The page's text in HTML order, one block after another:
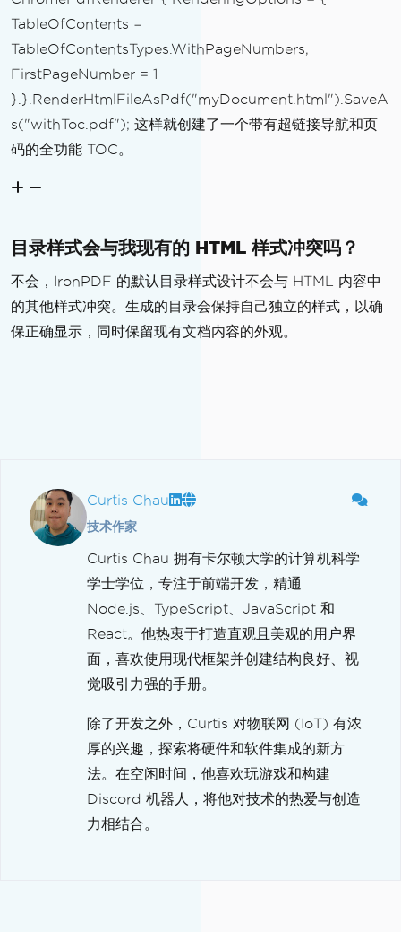
TableOfContents =
TableOfContentsTypes.WithPageNumbers,
FirstPageNumber = 1
}.}.RenderHtmlFileAsPdf("myDocument.html").SaveA
s("withToc.pdf"); 这样就创建了一个带有超链接导航和页
码的全功能 TOC。
目录样式会与我现有的 HTML 样式冲突吗？
不会，IronPDF 的默认目录样式设计不会与 HTML 内容中
的其他样式冲突。生成的目录会保持自己独立的样式，以确
保正确显示，同时保留现有文档内容的外观。
Curtis Chau
技术作家
Curtis Chau 拥有卡尔顿大学的计算机科学
学士学位，专注于前端开发，精通
Node.js、TypeScript、JavaScript 和
React。他热衷于打造直观且美观的用户界
面，喜欢使用现代框架并创建结构良好、视
觉吸引力强的手册。
除了开发之外，Curtis 对物联网 (IoT) 有浓
厚的兴趣，探索将硬件和软件集成的新方
法。在空闲时间，他喜欢玩游戏和构建
Discord 机器人，将他对技术的热爱与创造
力相结合。